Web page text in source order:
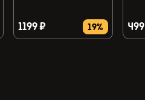
1199 ₽ 19%